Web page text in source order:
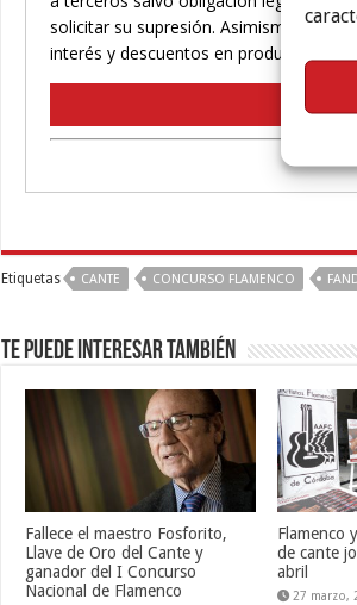
Etiquetas CANTE CONCURSO FLAMENCO
Te puede interesar también
Fallece el maestro Fosforito,
Llave de Oro del Cante y
ganador del I Concurso
Nacional de Flamenco
Flamenco
de cante
abril
27 marzo,